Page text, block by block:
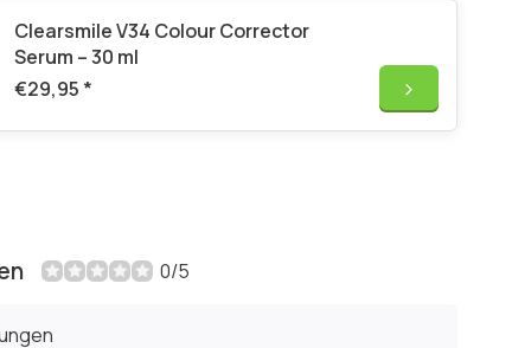
Clearsmile V34 Colour Corrector
Serum – 30 ml
€29,95 *
0/5